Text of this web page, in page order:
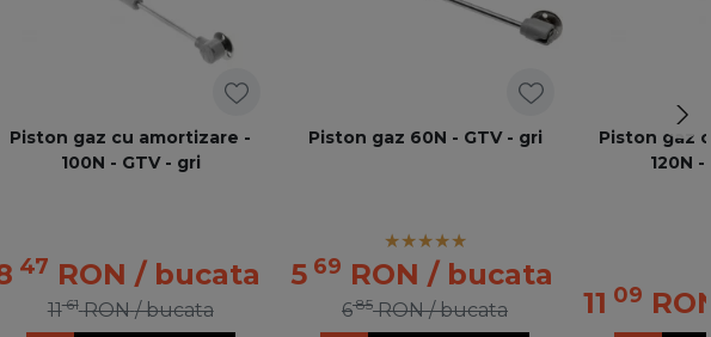
Piston gaz cu amortizare -
100N - GTV - gri
47 RON / bucata
1161 RON / bucata
Piston gaz 60N - GTV - gri
5 69 RON / bucata
685 RON / bucata
Piston gaz
120N
11 09